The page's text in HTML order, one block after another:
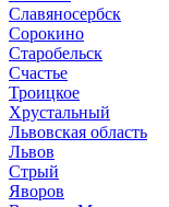
Славяносербск
Сорокино
Старобельск
Счастье
Троицкое
Хрустальный
Львовская область
Львов
Стрый
Яворов